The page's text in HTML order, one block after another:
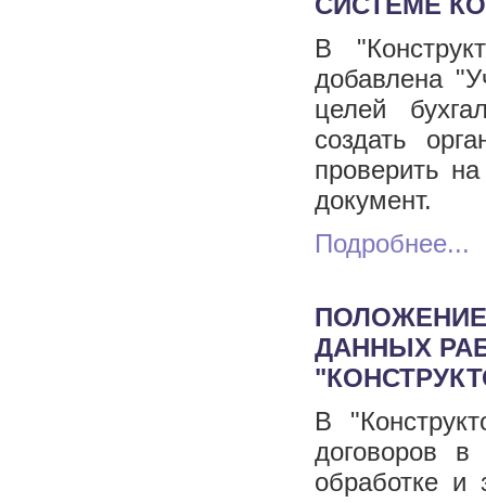
В
добавлена
целей
создать
проверить на
документ.
Подробнее...
ДАННЫХ
В
договоров
обработке и